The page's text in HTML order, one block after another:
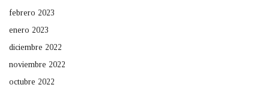
febrero 2023
enero 2023
diciembre 2022
noviembre 2022
octubre 2022